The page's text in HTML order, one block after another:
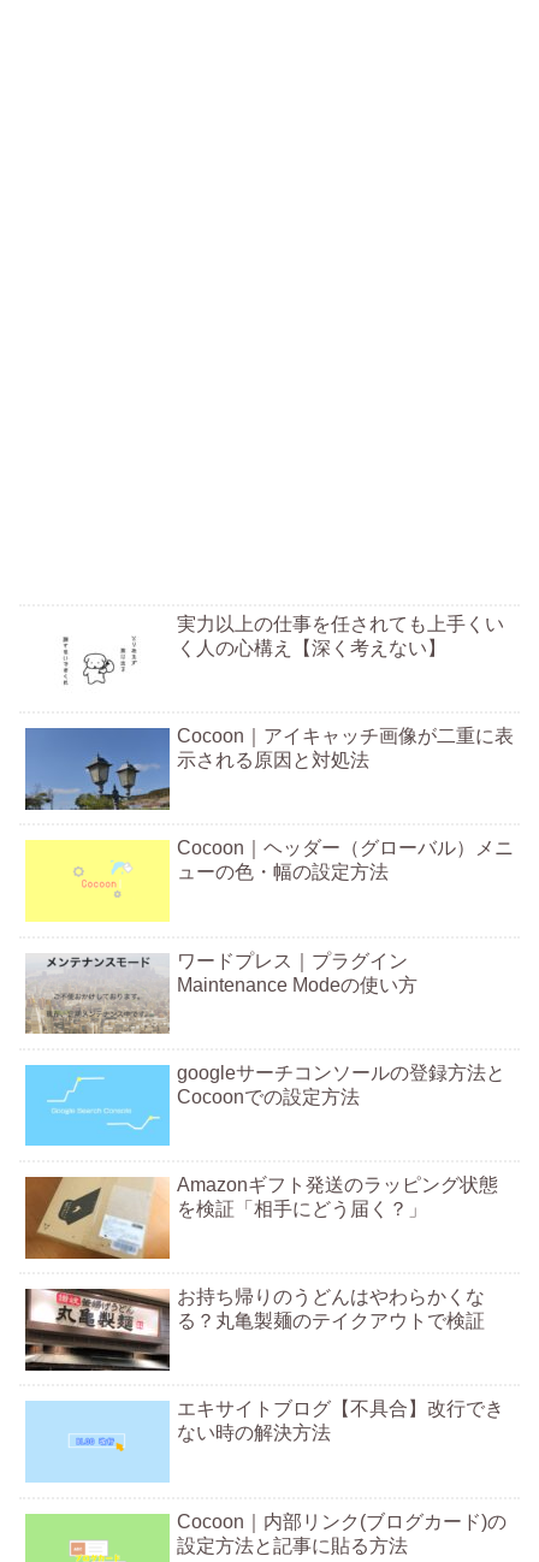
実力以上の仕事を任されても上手くい
く人の心構え【深く考えない】
Cocoon｜アイキャッチ画像が二重に表
示される原因と対処法
Cocoon｜ヘッダー（グローバル）メニ
ューの色・幅の設定方法
ワードプレス｜プラグイン
Maintenance Modeの使い方
googleサーチコンソールの登録方法と
Cocoonでの設定方法
Amazonギフト発送のラッピング状態
を検証「相手にどう届く？」
お持ち帰りのうどんはやわらかくな
る？丸亀製麺のテイクアウトで検証
エキサイトブログ【不具合】改行でき
ない時の解決方法
Cocoon｜内部リンク(ブログカード)の
設定方法と記事に貼る方法